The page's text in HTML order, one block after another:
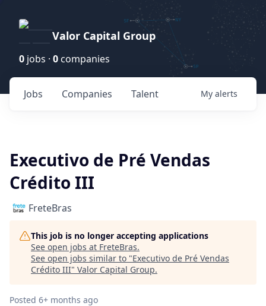
Valor Capital Group
0 jobs · 0 companies
Jobs Companies Talent My alerts
Executivo de Pré Vendas
Crédito III
FreteBras
This job is no longer accepting applications
See open jobs at FreteBras.
See open jobs similar to "Executivo de Pré Vendas
Crédito III" Valor Capital Group.
Posted 6+ months ago